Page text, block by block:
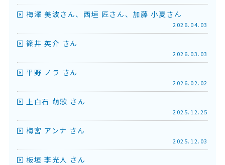
梅澤 美波さん、西垣 匠さん、加藤 小夏さん
2026.04.03
篠井 英介 さん
2026.03.03
平野 ノラ さん
2026.02.02
上白石 萌歌 さん
2025.12.25
梅宮 アンナ さん
2025.12.03
板垣 李光人 さん